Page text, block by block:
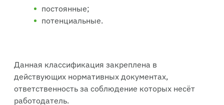
постоянные;
потенциальные.
Данная классификация закреплена в
действующих нормативных документах,
ответственность за соблюдение которых несёт
работодатель.